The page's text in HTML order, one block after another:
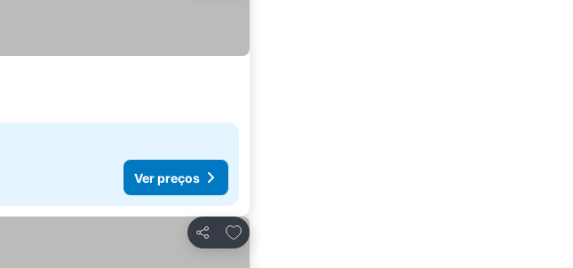
Ver preços
Partilhar
Adicionar aos favoritos